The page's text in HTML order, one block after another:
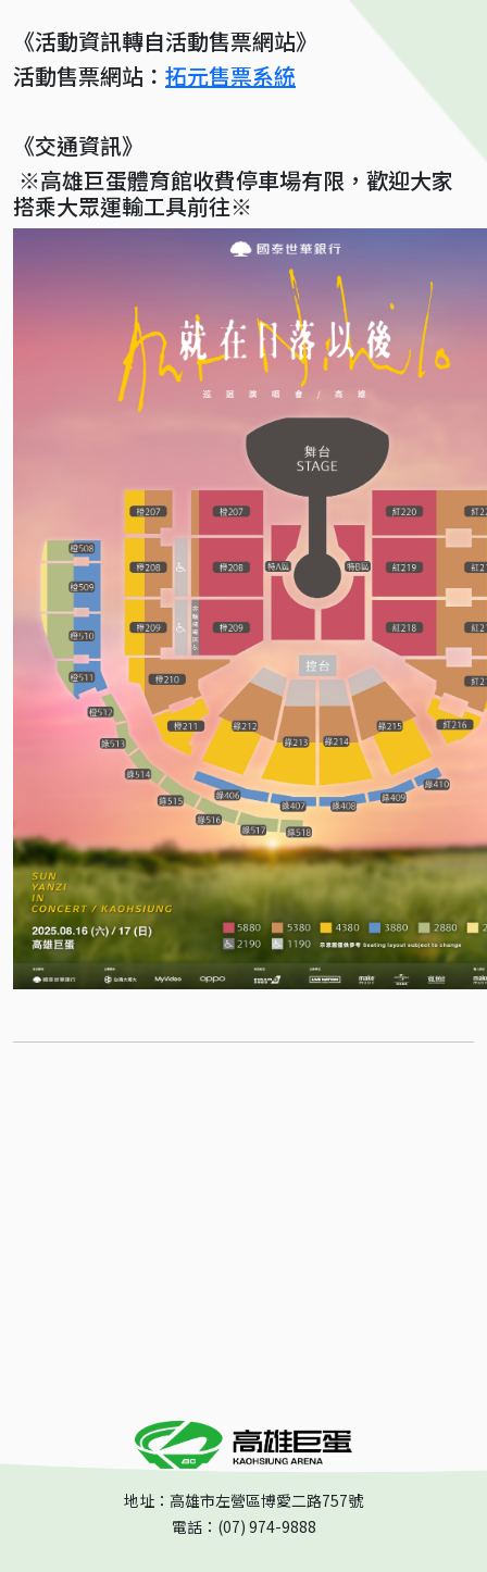
《活動資訊轉自活動售票網站》
活動售票網站： 拓元售票系統
《交通資訊》
※高雄巨蛋體育館收費停車場有限，歡迎大家
搭乘大眾運輸工具前往※
地址：高雄市左營區博愛二路757號
電話：(07) 974-9888